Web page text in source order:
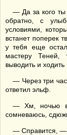
— Да за кого
обратно, с
условиями,
встанет поперек
у тебя еще
мастеру Теней,
выводить и
— Через три
ответил эльф.
— Хм, ночью
сомневаюсь,
— Справится, —